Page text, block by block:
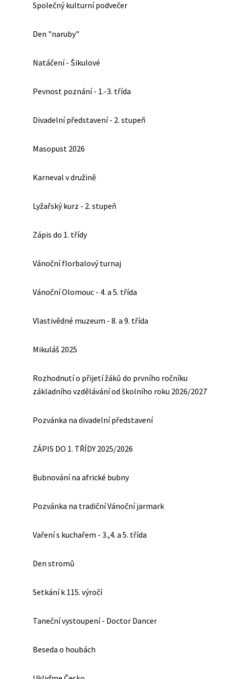
Společný kulturní podvečer
Den "naruby"
Natáčení - Šikulové
Pevnost poznání - 1.-3. třída
Divadelní představení - 2. stupeň
Masopust 2026
Karneval v družině
Lyžařský kurz - 2. stupeň
Zápis do 1. třídy
Vánoční florbalový turnaj
Vánoční Olomouc - 4. a 5. třída
Vlastivědné muzeum - 8. a 9. třída
Mikuláš 2025
Rozhodnutí o přijetí žáků do prvního ročníku
základního vzdělávání od školního roku 2026/2027
Pozvánka na divadelní představení
ZÁPIS DO 1. TŘÍDY 2025/2026
Bubnování na africké bubny
Pozvánka na tradiční Vánoční jarmark
Vaření s kuchařem - 3.,4. a 5. třída
Den stromů
Setkání k 115. výročí
Taneční vystoupení - Doctor Dancer
Beseda o houbách